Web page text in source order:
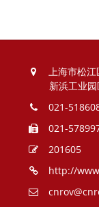
上海市松江
新浜工业
021-
021-
201605
http://